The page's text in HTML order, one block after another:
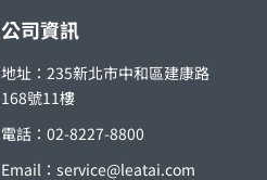
公司資訊
地址：235新北市中和區建康路
168號11樓
電話：02-8227-8800
Email： service@leatai.com